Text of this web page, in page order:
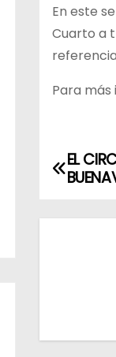
En este
Cuarto a
Para
NEL